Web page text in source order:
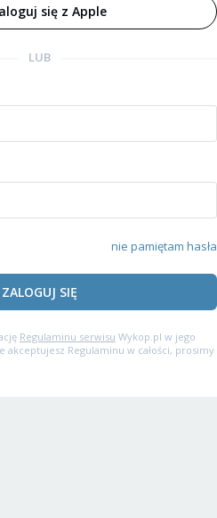
się z Apple
LUB
nie pamiętam hasła
ZALOGUJ SIĘ
Regulaminu serwisu Wykop.pl w jego
akceptujesz Regulaminu w całości, prosimy